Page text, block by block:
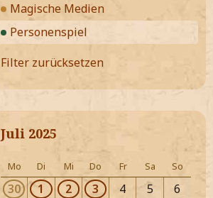
Magische Medien
Personenspiel
Filter zurücksetzen
Juli 2025
Mo Di Mi Do Fr Sa So
30 1 2 3 4 5
6